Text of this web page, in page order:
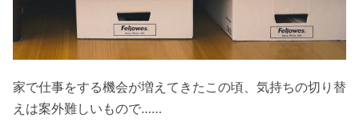
家で仕事をする機会が増えてきたこの頃、気持ちの切り替
えは案外難しいもので……